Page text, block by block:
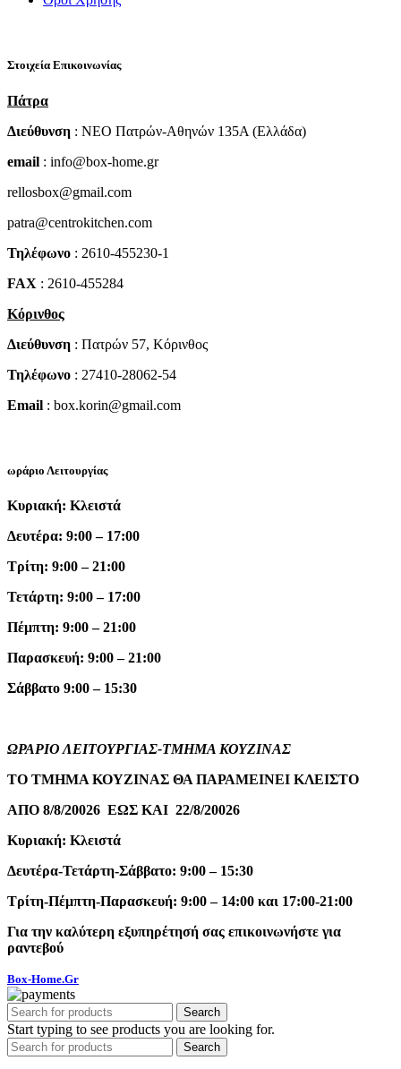
Στοιχεία Επικοινωνίας
Πάτρα
Διεύθυνση : NEO Πατρών-Αθηνών 135Α (Ελλάδα)
email : info@box-home.gr
rellosbox@gmail.com
patra@centrokitchen.com
Τηλέφωνο : 2610-455230-1
FAX : 2610-455284
Κόρινθος
Διεύθυνση : Πατρών 57, Κόρινθος
Τηλέφωνο : 27410-28062-54
Email : box.korin@gmail.com
ωράριο Λειτουργίας
Κυριακή: Κλειστά
Δευτέρα: 9:00 – 17:00
Τρίτη: 9:00 – 21:00
Τετάρτη: 9:00 – 17:00
Πέμπτη: 9:00 – 21:00
Παρασκευή: 9:00 – 21:00
Σάββατο 9:00 – 15:30
ΩΡΑΡΙΟ ΛΕΙΤΟΥΡΓΙΑΣ-ΤΜΗΜΑ ΚΟΥΖΙΝΑΣ
ΤΟ ΤΜΗΜΑ ΚΟΥΖΙΝΑΣ ΘΑ ΠΑΡΑΜΕΙΝΕΙ ΚΛΕΙΣΤΟ
ΑΠΟ 8/8/20026 ΕΩΣ ΚΑΙ 22/8/20026
Κυριακή: Κλειστά
Δευτέρα-Τετάρτη-Σάββατο: 9:00 – 15:30
Τρίτη-Πέμπτη-Παρασκευή: 9:00 – 14:00 και 17:00-21:00
Για την καλύτερη εξυπηρέτησή σας επικοινωνήστε για
ραντεβού
Box-Home.Gr
Search
Start typing to see products you are looking for.
Search